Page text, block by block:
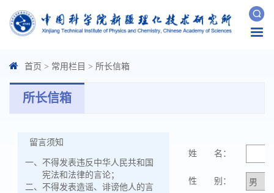
首页 > 常用栏目 > 所长信箱
所长信箱
留言须知
一、 不得发表违反中华人民共和国
宪法和法律的言论；
二、 不得发表造谣、诽谤他人的言
姓 名：
性 别：